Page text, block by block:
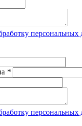
персональных
*
персональных